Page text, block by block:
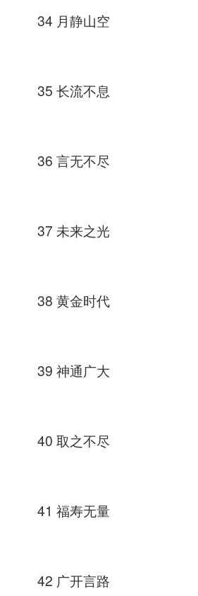
34 月静山空
35 长流不息
36 言无不尽
37 未来之光
38 黄金时代
39 神通广大
40 取之不尽
41 福寿无量
42 广开言路